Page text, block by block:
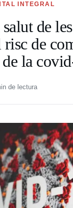
INTEGRAL
de
de
la
de lectura